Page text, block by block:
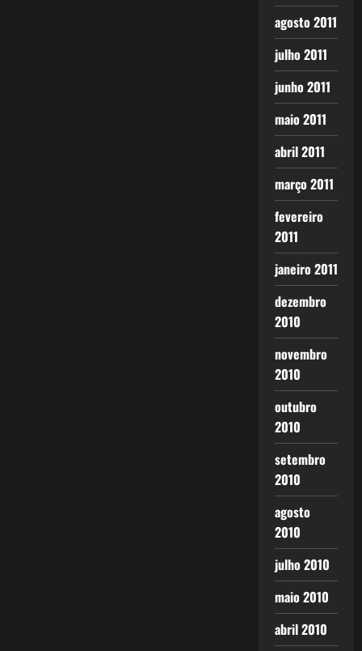
agosto 2011
julho 2011
junho 2011
maio 2011
abril 2011
março 2011
fevereiro
2011
janeiro 2011
dezembro
2010
novembro
2010
outubro
2010
setembro
2010
agosto
2010
julho 2010
maio 2010
abril 2010